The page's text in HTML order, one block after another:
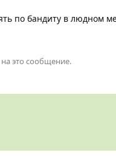
по бандиту в людном
это сообщение.